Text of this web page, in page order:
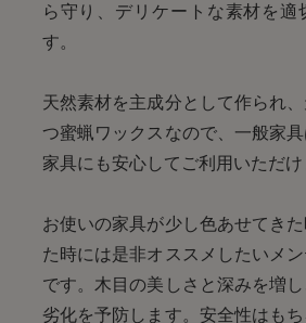
ら守り、デリケートな素材を適
す。
天然素材を主成分として作られ
つ蜜蝋ワックスなので、一般家
家具にも安心してご利用いただけ
お使いの家具が少し色あせてき
た時には是非オススメしたいメ
です。木目の美しさと深みを増
劣化を予防します。安全性はも